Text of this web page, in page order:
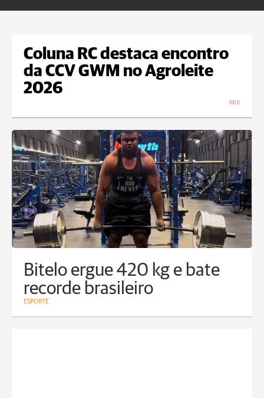
Coluna RC destaca encontro
da CCV GWM no Agroleite
2026
MIX
Bitelo ergue 420 kg e bate
recorde brasileiro
ESPORTE